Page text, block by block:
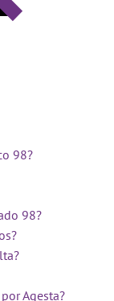
98?
98?
Agesta?